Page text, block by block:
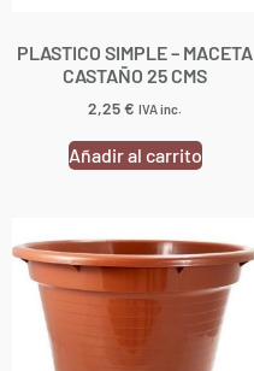
PLASTICO SIMPLE – MACETA
CASTAÑO 25 CMS
2,25€ IVA inc.
Añadir al carrito